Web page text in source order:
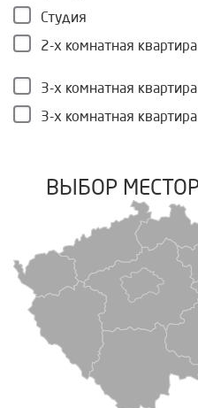
Студия
2-х комнатная
3-х комнатная
3-х комнатная
ВЫБОР